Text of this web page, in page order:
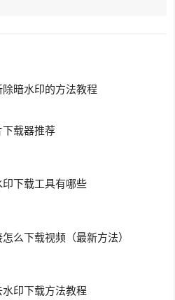
除暗水印的方法教程
载器推荐
下载工具有哪些
么下载视频（最新方法）
水印下载方法教程